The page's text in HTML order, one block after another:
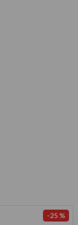
-25 %